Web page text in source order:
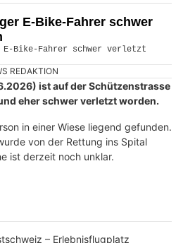
E-Bike-Fahrer schwer
REDAKTION
ist auf der Schützenstrasse
eher schwer verletzt worden.
in einer Wiese liegend gefunden.
von der Rettung ins Spital
ist derzeit noch unklar.